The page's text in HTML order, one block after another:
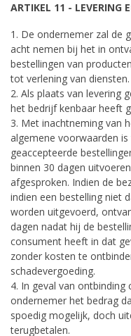
ARTIKEL 11 - LEVERING
1. De ondernemer zal de
acht nemen bij het in
bestellingen van
tot verlening van diensten.
2. Als plaats van levering
het bedrijf kenbaar heeft
3. Met inachtneming van
algemene voorwaarden
geaccepteerde
binnen 30 dagen
afgesproken. Indien de
indien een bestelling niet
worden uitgevoerd,
dagen nadat hij de
consument heeft in dat
zonder kosten te
schadevergoeding.
4. In geval van
ondernemer het bedrag
spoedig mogelijk, doch
terugbetalen.